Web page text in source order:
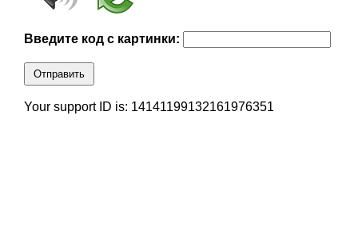
Введите код с картинки:
Отправить
Your support ID is: 14141199132161976351